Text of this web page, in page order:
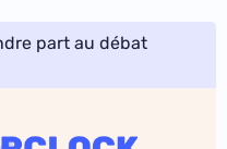
part au débat